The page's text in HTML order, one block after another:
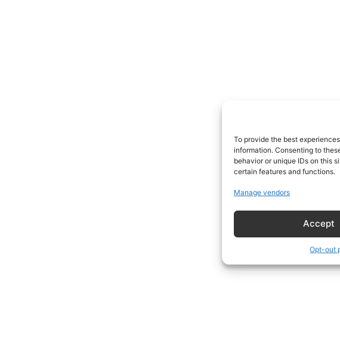
To provide the best
information. Consenting to
behavior or unique IDs on this
certain features and functions.
Manage vendors
Accept
Opt-out